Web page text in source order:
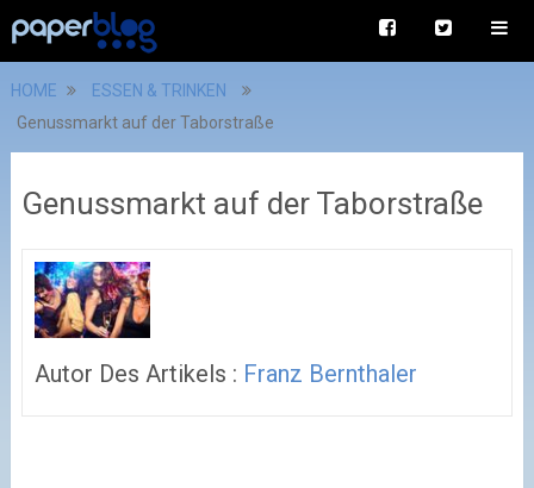
HOME
ESSEN & TRINKEN
Genussmarkt auf der Taborstraße
Genussmarkt auf der Taborstraße
Autor Des Artikels : Franz Bernthaler